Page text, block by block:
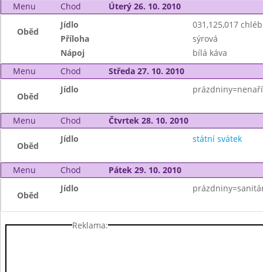
Menu
Chod Úterý 26. 10. 2010
Oběd
Jídlo
031,125,017
Příloha
sýrová
Nápoj
bílá káva
Menu
Chod Středa 27. 10. 2010
Oběd
Jídlo
Menu Chod Čtvrtek 28. 10. 2010
Oběd
Jídlo státní svátek
Menu Chod Pátek 29. 10. 2010
Oběd
Jídlo
Reklama: